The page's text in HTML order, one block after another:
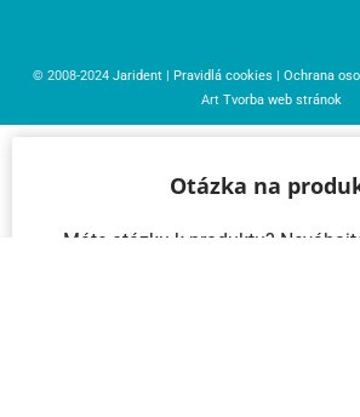
© 2008-2024 Jarident Pravidlá cookies Ochrana
Art Tvorba web stránok
Otázka na
Máte otázku k produktu?